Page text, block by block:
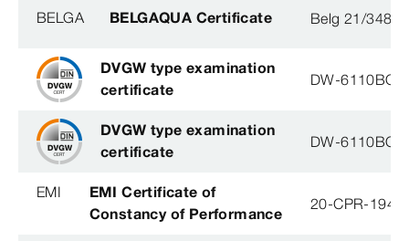
BELGA BELGAQUA Certificate Belg 21/348/
DVGW type examination
certificate
DW-
DVGW type examination
certificate
DW-
EMI
EMI Certificate of
Constancy of Performance
20-CPR-194-